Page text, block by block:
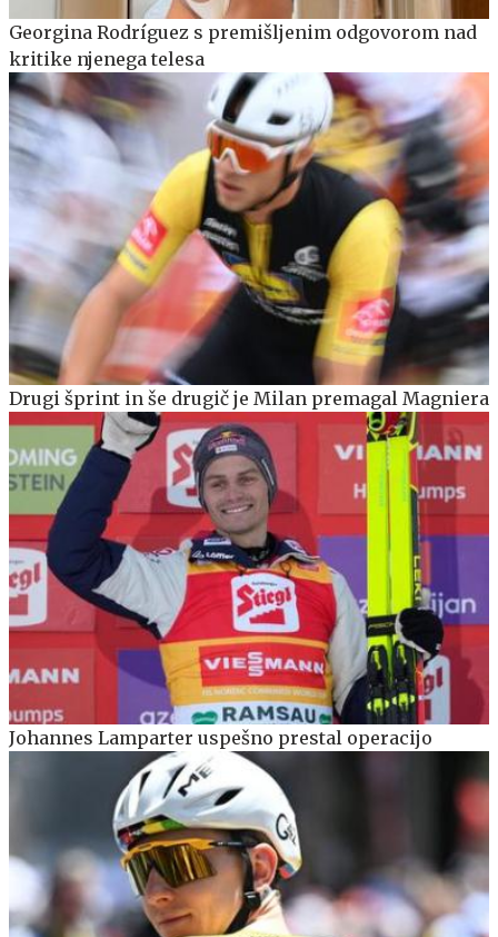
Georgina Rodríguez s premišljenim odgovorom nad
kritike njenega telesa
Drugi šprint in še drugič je Milan premagal Magniera
Johannes Lamparter uspešno prestal operacijo